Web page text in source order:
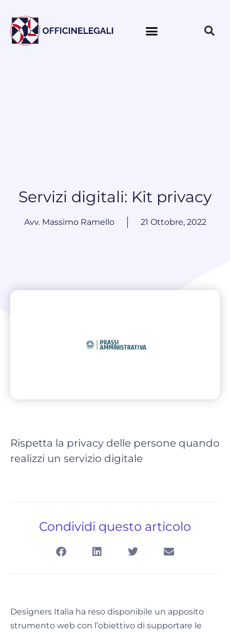
Servizi digitali: Kit privacy
Avv. Massimo Ramello 21 Ottobre, 2022
Rispetta la privacy delle persone quando
realizzi un servizio digitale
Condividi questo articolo
Designers Italia ha reso disponibile un apposito
strumento web con l’obiettivo di supportare le